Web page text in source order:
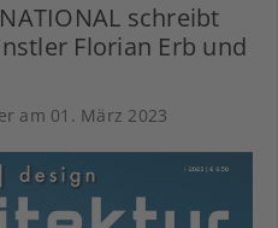
schreibt
Florian Erb und
am 01. März 2023